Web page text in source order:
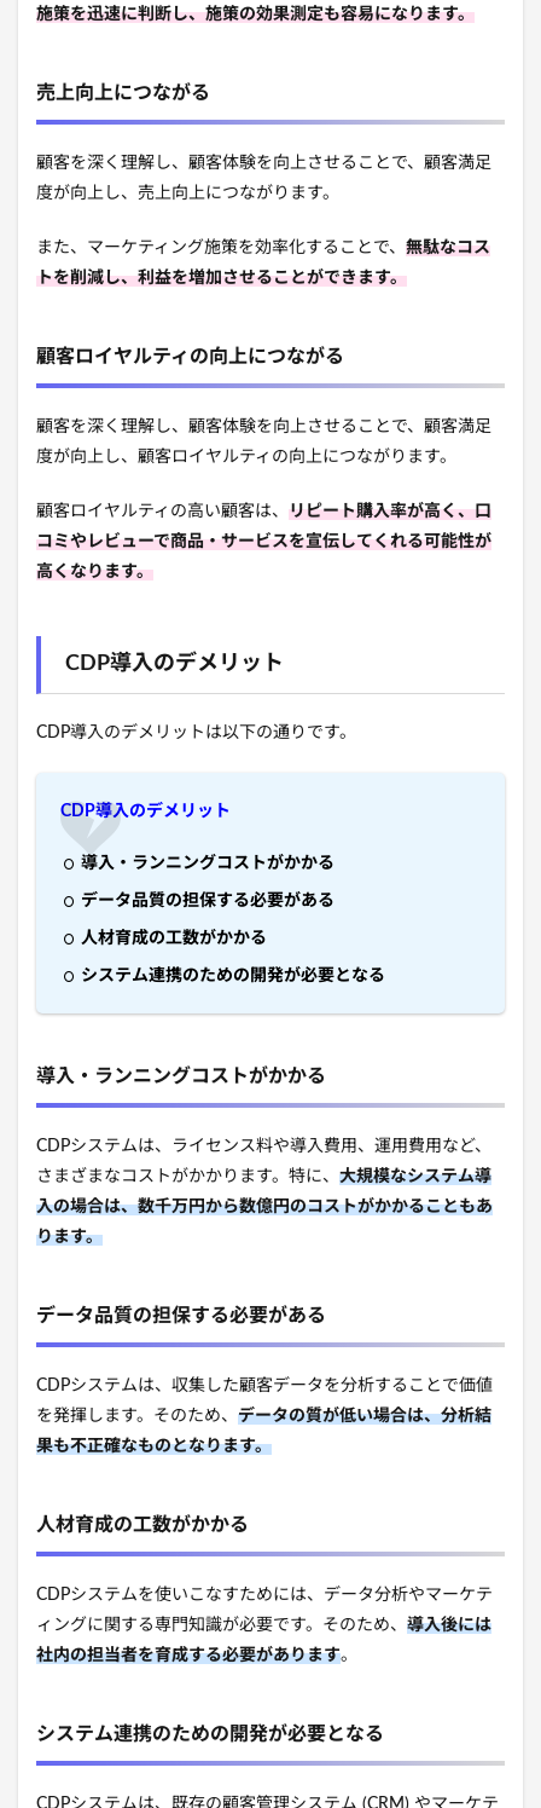
施策を迅速に判断し、施策の効果測定も容易になります。
売上向上につながる
顧客を深く理解し、顧客体験を向上させることで、顧客満足
度が向上し、売上向上につながります。
また、マーケティング施策を効率化することで、 無駄なコス
トを削減し、利益を増加させることができます。
顧客ロイヤルティの向上につながる
顧客を深く理解し、顧客体験を向上させることで、顧客満足
度が向上し、顧客ロイヤルティの向上につながります。
顧客ロイヤルティの高い顧客は、 リピート購入率が高く、口
コミやレビューで商品・サービスを宣伝してくれる可能性が
高くなります。
CDP導入のデメリット
CDP導入のデメリットは以下の通りです。
CDP導入のデメリット
導入・ランニングコストがかかる
データ品質の担保する必要がある
人材育成の工数がかかる
システム連携のための開発が必要となる
導入・ランニングコストがかかる
CDPシステムは、ライセンス料や導入費用、運用費用など、
さまざまなコストがかかります。特に、 大規模なシステム導
入の場合は、数千万円から数億円のコストがかかることもあ
ります。
データ品質の担保する必要がある
CDPシステムは、収集した顧客データを分析することで価値
を発揮します。そのため、 データの質が低い場合は、分析結
果も不正確なものとなります。
人材育成の工数がかかる
CDPシステムを使いこなすためには、データ分析やマーケテ
ィングに関する専門知識が必要です。そのため、 導入後には
社内の担当者を育成する必要があります。
システム連携のための開発が必要となる